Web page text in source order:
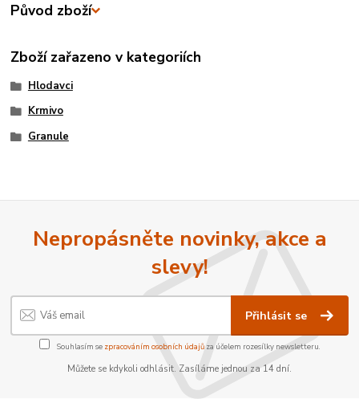
Původ zboží
Zboží zařazeno v kategoriích
Hlodavci
Krmivo
Granule
Nepropásněte novinky, akce a
slevy!
Přihlásit se
Souhlasím se zpracováním osobních údajůza účelem rozesílky newsletteru.
Můžete se kdykoli odhlásit. Zasíláme jednou za 14 dní.